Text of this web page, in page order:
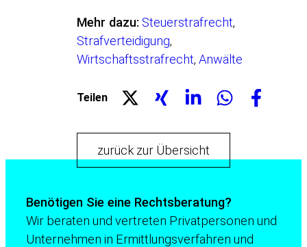
Mehr dazu: Steuerstrafrecht,
Strafverteidigung,
Wirtschaftsstrafrecht,Anwälte
Teilen
zurück zur Übersicht
Benötigen Sie eine Rechtsberatung?
Wir beraten und vertreten Privatpersonen und
Unternehmen in Ermittlungsverfahren und